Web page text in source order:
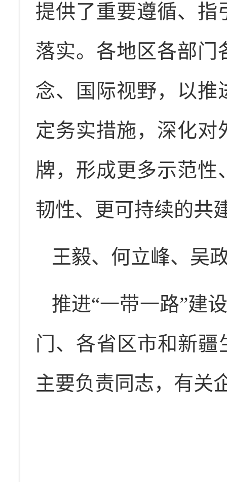
提供了重要遵循、指
落实。各地区各部门
念、国际视野，以推
定务实措施，深化
牌，形成更多示范性
韧性、更可持续的共
王毅、何立峰、吴
推进“一带一路”建
门、各省区市和新疆
主要负责同志，有关